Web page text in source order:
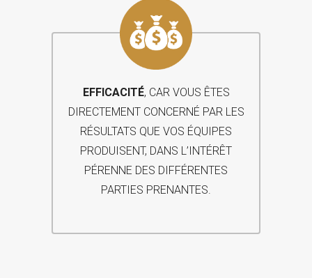
EFFICACITÉ, CAR VOUS ÊTES
DIRECTEMENT CONCERNÉ PAR LES
RÉSULTATS QUE VOS ÉQUIPES
PRODUISENT, DANS L’INTÉRÊT
PÉRENNE DES DIFFÉRENTES
PARTIES PRENANTES.